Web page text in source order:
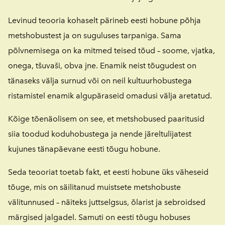
Levinud teooria kohaselt pärineb eesti hobune põhja
metshobustest ja on suguluses tarpaniga. Sama
põlvnemisega on ka mitmed teised tõud – soome, vjatka,
onega, tšuvaši, obva jne. Enamik neist tõugudest on
tänaseks välja surnud või on neil kultuurhobustega
ristamistel enamik algupäraseid omadusi välja aretatud.
Kõige tõenäolisem on see, et metshobused paaritusid
siia toodud koduhobustega ja nende järeltulijatest
kujunes tänapäevane eesti tõugu hobune.
Seda teooriat toetab fakt, et eesti hobune üks väheseid
tõuge, mis on säilitanud muistsete metshobuste
välitunnused – näiteks juttselgsus, õlarist ja sebroidsed
märgised jalgadel. Samuti on eesti tõugu hobuses